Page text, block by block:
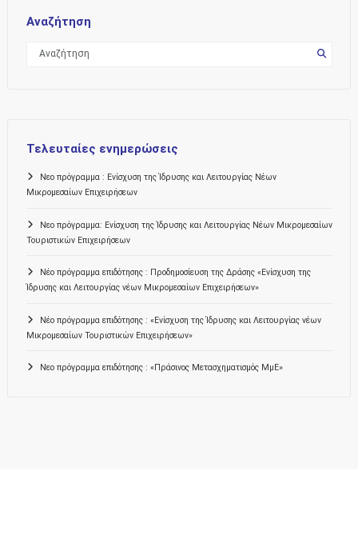
Αναζήτηση
Τελευταίες ενημερώσεις
Νεο πρόγραμμα : Ενίσχυση της Ίδρυσης και Λειτουργίας Νέων
Μικρομεσαίων Επιχειρήσεων
Νεο πρόγραμμα: Ενίσχυση της Ίδρυσης και Λειτουργίας Νέων Μικρομεσαίων
Τουριστικών Επιχειρήσεων
Νέο πρόγραμμα επιδότησης : Προδημοσίευση της Δράσης «Ενίσχυση της
Ίδρυσης και Λειτουργίας νέων Μικρομεσαίων Επιχειρήσεων»
Νέο πρόγραμμα επιδότησης : «Ενίσχυση της Ίδρυσης και Λειτουργίας νέων
Μικρομεσαίων Τουριστικών Επιχειρήσεων»
Νεο πρόγραμμα επιδότησης : «Πράσινος Μετασχηματισμός ΜμΕ»